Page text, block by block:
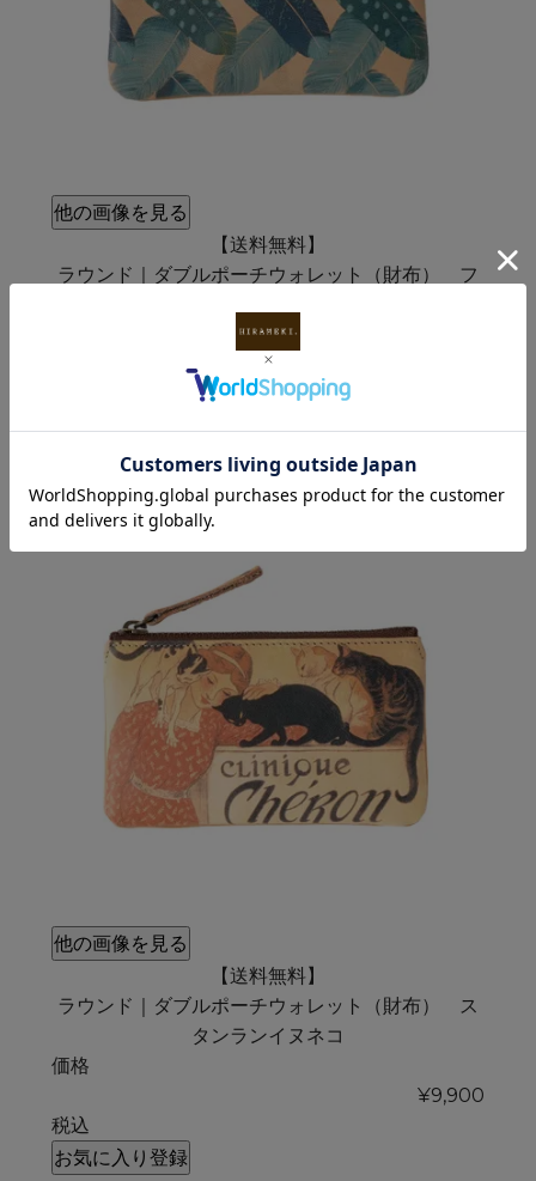
他の画像を見る
【送料無料】
ラウンド｜ダブルポーチウォレット（財布） フ
お気に入り登録
他の画像を見る
【送料無料】
ラウンド｜ダブルポーチウォレット（財布） ス
タンランイヌネコ
価格
¥9,900
税込
お気に入り登録